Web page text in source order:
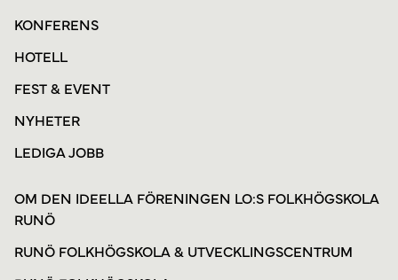
KONFERENS
HOTELL
FEST & EVENT
NYHETER
LEDIGA JOBB
OM DEN IDEELLA FÖRENINGEN LO:S FOLKHÖGSKOLA
RUNÖ
RUNÖ FOLKHÖGSKOLA & UTVECKLINGSCENTRUM